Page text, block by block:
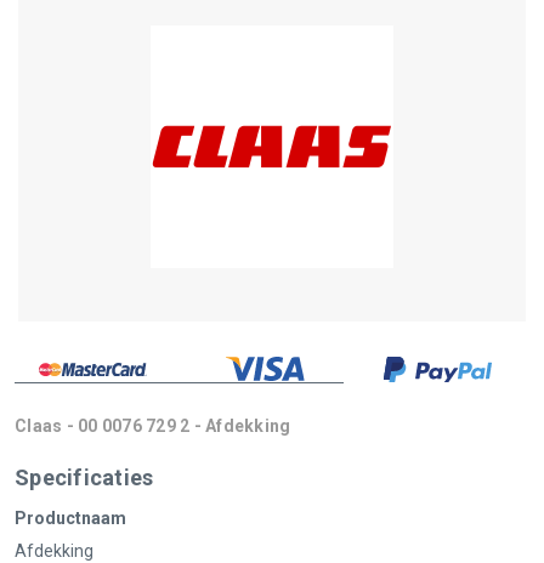
Claas - 00 0076 729 2 - Afdekking
Specificaties
Productnaam
Afdekking